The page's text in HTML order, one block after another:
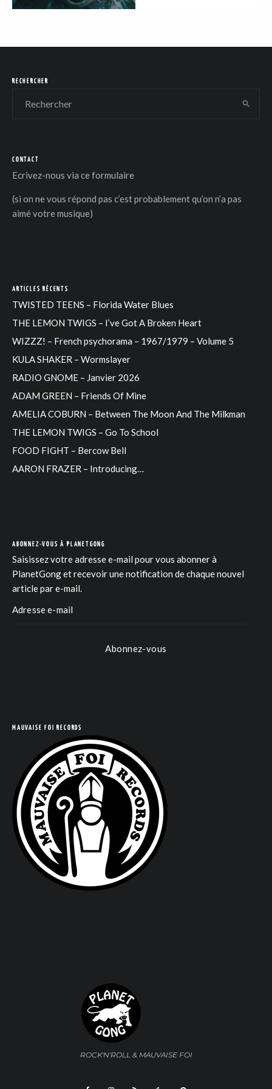
RECHERCHER
CONTACT
Ecrivez-nous via ce formulaire
(si on ne vous répond pas c’est probablement qu’on n’a pas
aimé votre musique)
ARTICLES RÉCENTS
TWISTED TEENS – Florida Water Blues
THE LEMON TWIGS – I’ve Got A Broken Heart
WIZZZ! – French psychorama – 1967/1979 – Volume 5
KULA SHAKER – Wormslayer
RADIO GNOME – Janvier 2026
ADAM GREEN – Friends Of Mine
AMELIA COBURN – Between The Moon And The Milkman
THE LEMON TWIGS – Go To School
FOOD FIGHT – Bercow Bell
AARON FRAZER – Introducing…
ABONNEZ-VOUS À PLANETGONG
Saisissez votre adresse e-mail pour vous abonner à
PlanetGong et recevoir une notification de chaque nouvel
article par e-mail.
Abonnez-vous
MAUVAISE FOI RECORDS
ROCK'N'ROLL & MAUVAISE FOI